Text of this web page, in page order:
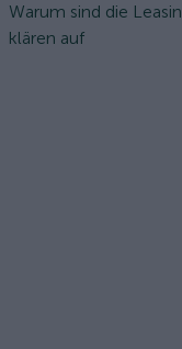
Warum sind die
klären auf